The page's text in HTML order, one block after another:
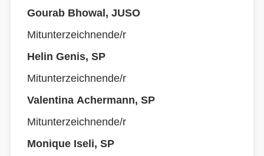
Gourab Bhowal, JUSO
Mitunterzeichnende/r
Helin Genis, SP
Mitunterzeichnende/r
Valentina Achermann, SP
Mitunterzeichnende/r
Monique Iseli, SP